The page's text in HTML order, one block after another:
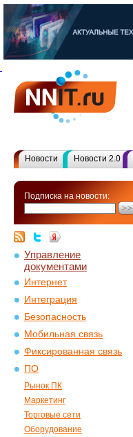
Новости Новости 2.0
Подписка на новости:
Управление
документами
Интернет
Интеграция
Безопасность
Мобильная связь
Фиксированная связь
ПО
Рынок ПК
Маркетинг
Торговые сети
Оборудование